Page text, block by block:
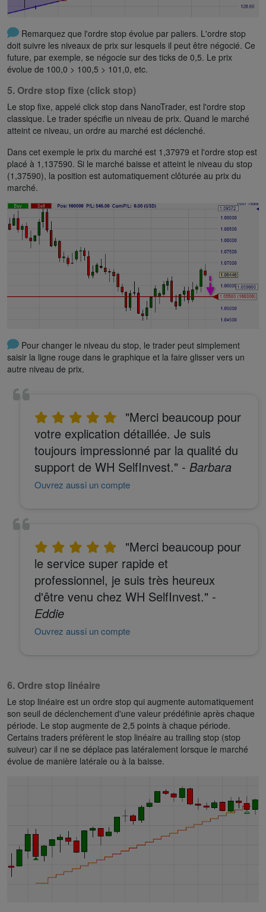
Remarquez que l'ordre stop évolue par paliers. L'ordre stop
doit suivre les niveaux de prix sur lesquels il peut être négocié. Ce
future, par exemple, se négocie sur des ticks de 0,5. Le prix
évolue de 100,0 > 100,5 > 101,0, etc.
5. Ordre stop fixe (click stop)
Le stop fixe, appelé click stop dans NanoTrader, est l'ordre stop
classique. Le trader spécifie un niveau de prix. Quand le marché
atteint ce niveau, un ordre au marché est déclenché.
Dans cet exemple le prix du marché est 1,37979 et l'ordre stop est
placé à 1,137590. Si le marché baisse et atteint le niveau du stop
(1,37590), la position est automatiquement clôturée au prix du
marché.
Pour changer le niveau du stop, le trader peut simplement
saisir la ligne rouge dans le graphique et la faire glisser vers un
autre niveau de prix.
"Merci beaucoup pour
votre explication détaillée. Je suis
toujours impressionné par la qualité du
support de WH SelfInvest." - Barbara
Ouvrez aussi un compte
"Merci beaucoup pour
le service super rapide et
professionnel, je suis très heureux
d'être venu chez WH SelfInvest." -
Eddie
Ouvrez aussi un compte
6. Ordre stop linéaire
Le stop linéaire est un ordre stop qui augmente automatiquement
son seuil de déclenchement d'une valeur prédéfinie après chaque
période. Le stop augmente de 2,5 points à chaque période.
Certains traders préfèrent le stop linéaire au trailing stop (stop
suiveur) car il ne se déplace pas latéralement lorsque le marché
évolue de manière latérale ou à la baisse.